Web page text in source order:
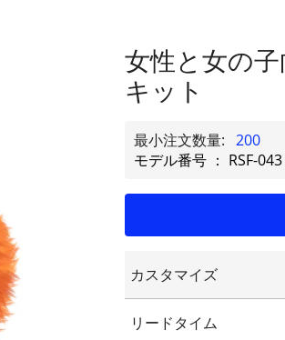
女性と女の
キット
最小注文数量: 200
モデル番号 ： RSF-043
カスタマイズ
カスタマイズされた
リードタイム